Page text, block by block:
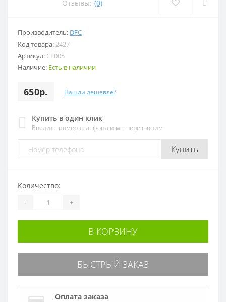
Отзывы: (0)
Производитель: DFC
Код товара:2427
Артикул: CL005
Наличие: Есть в наличии
650р. Нашли дешевле?
Купить в один клик
Введите номер телефона и мы перезвоним
Купить
Количество:
- +
В КОРЗИНУ
БЫСТРЫЙ ЗАКАЗ
Оплата заказа